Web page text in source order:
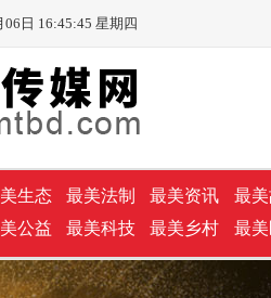
06日 16:45:45 星期四
生态 最美法制 最美资讯 最
公益 最美科技 最美乡村 最